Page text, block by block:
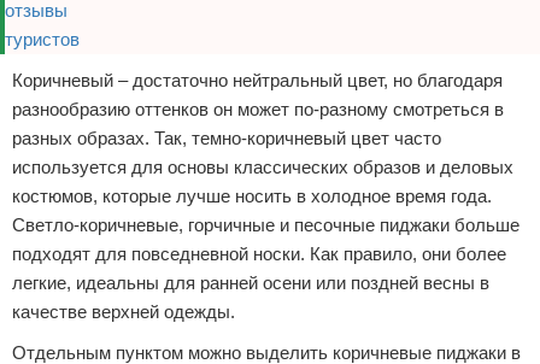
Коричневый – достаточно нейтральный цвет, но благодаря
разнообразию оттенков он может по-разному смотреться в
разных образах. Так, темно-коричневый цвет часто
используется для основы классических образов и деловых
костюмов, которые лучше носить в холодное время года.
Светло-коричневые, горчичные и песочные пиджаки больше
подходят для повседневной носки. Как правило, они более
легкие, идеальны для ранней осени или поздней весны в
качестве верхней одежды.
Отдельным пунктом можно выделить коричневые пиджаки в